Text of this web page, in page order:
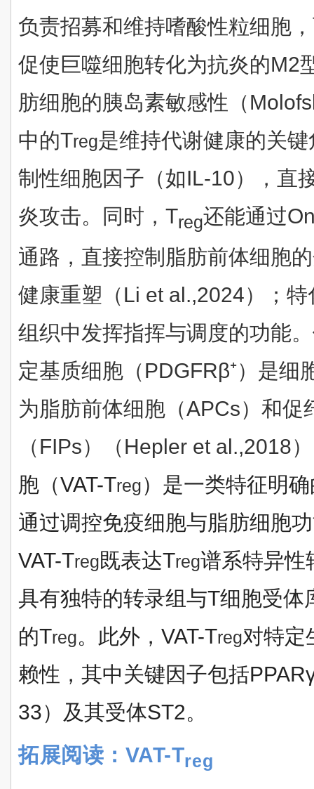
负责招募和维持嗜酸性粒细胞
促使巨噬细胞转化为抗炎的M2
肪细胞的胰岛素敏感性（
中的Treg是维持代谢健康的关
制性细胞因子（如IL-10），直
炎攻击。同时，Treg还能通过
通路，直接控制脂肪前体细胞
健康重塑（Li et al.,2024）；
组织中发挥指挥与调度的功能
定基质细胞（PDGFRβ⁺）是细
为脂肪前体细胞（APCs）和促
（FIPs）（Hepler et al.,2018
胞（VAT-Treg）是一类特征明
通过调控免疫细胞与脂肪细胞
VAT-Treg既表达Treg谱系特异性
具有独特的转录组与T细胞受体
的Treg。此外，VAT-Treg对特定
赖性，其中关键因子包括
33）及其受体ST2。
拓展阅读 ：VAT-Treg